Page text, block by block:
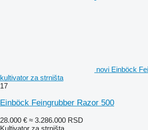
novi Einböck
kultivator za strništa
17
Einböck Feingrubber Razor 500
28.000 € ≈ 3.286.000 RSD
Kultivator za strništa